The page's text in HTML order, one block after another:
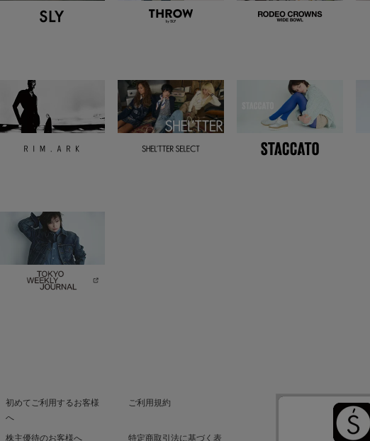
初めてご利用するお客様
へ
ご利用規約
株主優待のお客様へ 特定商取引法に基づく表